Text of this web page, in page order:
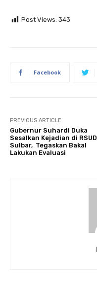
Post Views: 343
Facebook
PREVIOUS ARTICLE
Gubernur Suhardi Duka
Sesalkan Kejadian di RSUD
Sulbar, Tegaskan Bakal
Lakukan Evaluasi